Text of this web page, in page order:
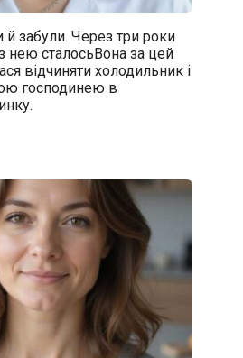
й забули. Через три роки
нею сталосьВона за цей
відчиняти холодильник і
господинею в